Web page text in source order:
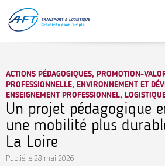
contenu
principal
ACTIONS PÉDAGOGIQUES, PROMOTION-
PROFESSIONNELLE, ENVIRONNEMENT ET
ENSEIGNEMENT PROFESSIONNEL,
Un projet pédagogique
une mobilité plus
La Loire
Publié le 28 mai 2026